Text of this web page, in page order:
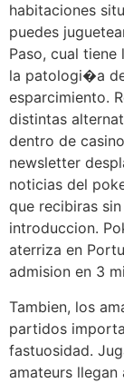
habitaciones
puedes
Paso, cual
la patologi�a
esparcimiento.
distintas
dentro de
newsletter
noticias del
que recibiras
introduccion.
aterriza en
admision en 3
Tambien, los
partidos
fastuosidad.
amateurs